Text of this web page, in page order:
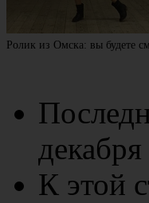
Ролик из Омска: вы будете
К этой